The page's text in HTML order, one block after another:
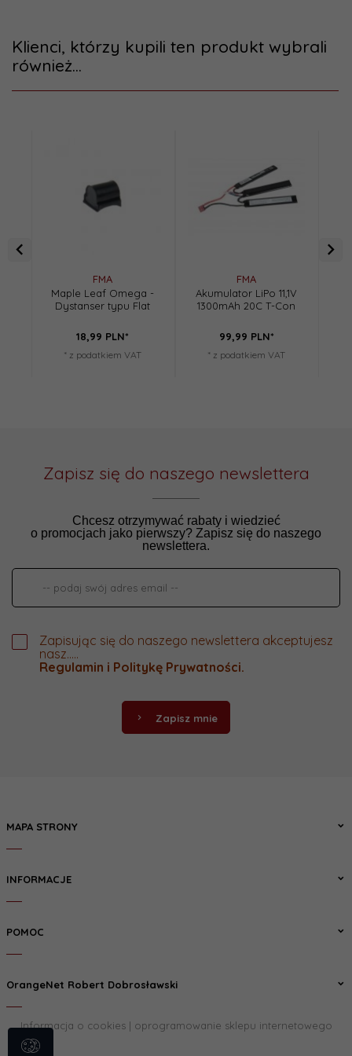
Klienci, którzy kupili ten produkt wybrali
również...
FMA
Maple Leaf Omega -
Dystanser typu Flat
18,99 PLN*
* z podatkiem VAT
FMA
Akumulator LiPo 11,1V
1300mAh 20C T-Con
99,99 PLN*
* z podatkiem VAT
Zapisz się do naszego newslettera
Chcesz otrzymywać rabaty i wiedzieć
o promocjach jako pierwszy? Zapisz się do naszego
newslettera.
Zapisując się do naszego newslettera akceptujesz
nasz.....
Regulamin i Politykę Prywatności.
Zapisz mnie
MAPA STRONY
INFORMACJE
POMOC
OrangeNet Robert Dobrosławski
Informacja o cookies| oprogramowanie sklepu internetowego